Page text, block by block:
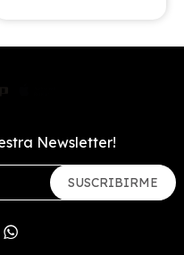
Newsletter!
SUSCRIBIRME
